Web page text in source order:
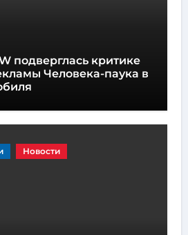
подверглась критике
Человека-паука в
Новости